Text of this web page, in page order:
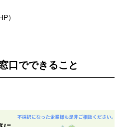
）
口でできること